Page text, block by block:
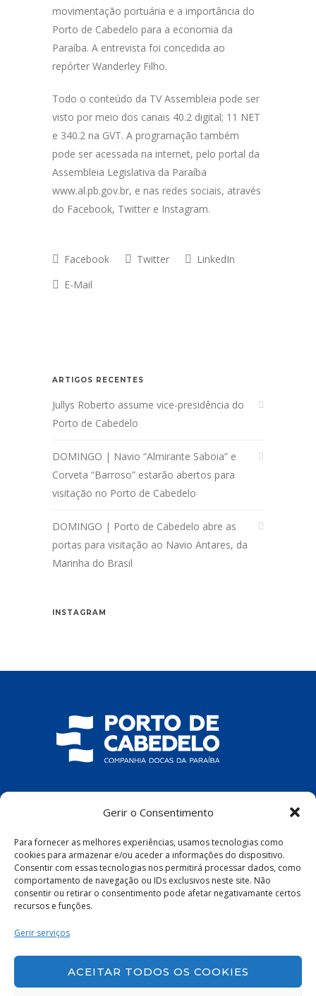
Gerir o Consentimento
Para fornecer as melhores experiências, usamos tecnologias como
cookies para armazenar e/ou aceder a informações do dispositivo.
Consentir com essas tecnologias nos permitirá processar dados, como
comportamento de navegação ou IDs exclusivos neste site. Não
consentir ou retirar o consentimento pode afetar negativamante certos
recursos e funções.
Gerir serviços
ACEITAR TODOS OS COOKIES
movimentação portuária e a importância do
Porto de Cabedelo para a economia da
Paraíba. A entrevista foi concedida ao
repórter Wanderley Filho.
Todo o conteúdo da TV Assembleia pode ser
visto por meio dos canais 40.2 digital; 11 NET
e 340.2 na GVT. A programação também
pode ser acessada na internet, pelo portal da
Assembleia Legislativa da Paraíba
www.al.pb.gov.br, e nas redes sociais, através
do Facebook, Twitter e Instagram.
Facebook Twitter
LinkedIn
E-Mail
ARTIGOS RECENTES
Jullys Roberto assume vice-presidência do
Porto de Cabedelo
DOMINGO | Navio “Almirante Saboia” e
Corveta “Barroso” estarão abertos para
visitação no Porto de Cabedelo
DOMINGO | Porto de Cabedelo abre as
portas para visitação ao Navio Antares, da
Marinha do Brasil
INSTAGRAM
COMPANHIA DOCAS DA PARAÍBA
– PB, 58100-100
Política de Privacidade